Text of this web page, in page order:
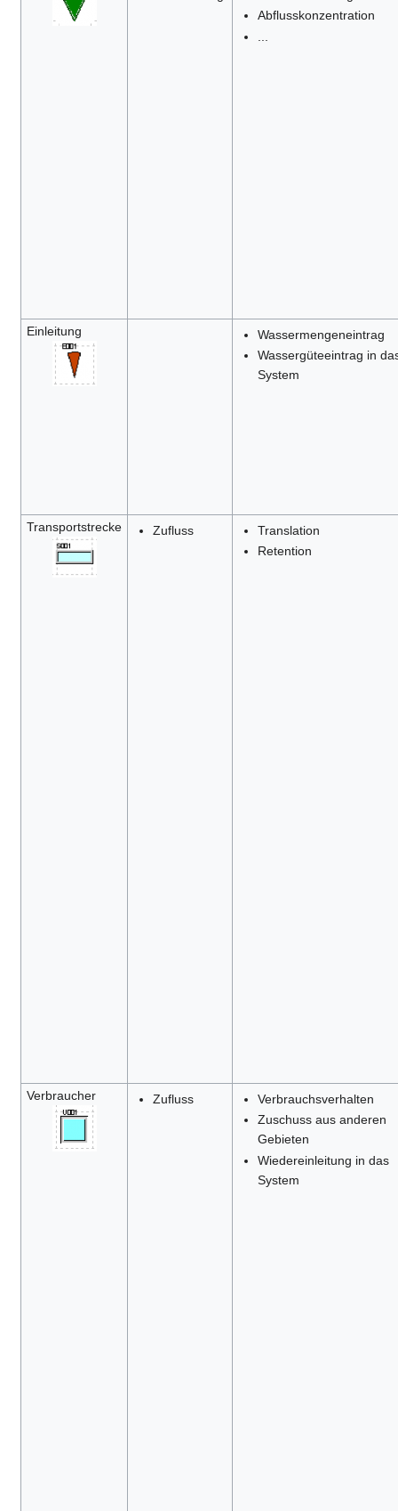
Abflusskonzentration
Einleitung
Wassermengeneintrag
Wassergüteeintrag in
System
Transportstrecke Zufluss
Translation
Retention
Verbraucher Zufluss
Verbrauchsverhalten
Zuschuss aus anderen
Gebieten
Wiedereinleitung in das
System